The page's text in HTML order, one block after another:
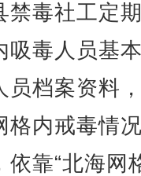
毒社工定期
吸毒人员基
员档案资料
格内戒毒情
依靠“北海网